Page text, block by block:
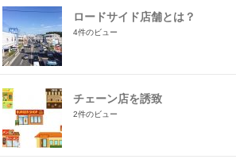
ロードサイド店舗とは？
4件のビュー
チェーン店を誘致
2件のビュー